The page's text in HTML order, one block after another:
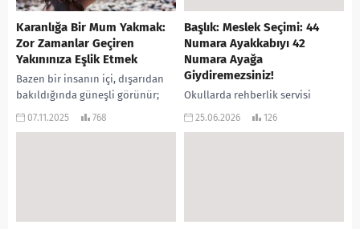
Karanlığa Bir Mum Yakmak:
Zor Zamanlar Geçiren
Yakınınıza Eşlik Etmek
Bazen bir insanın içi, dışarıdan
bakıldığında güneşli görünür;
ama içinde uzun bir kış
07.11.2025 768
Başlık: Meslek Seçimi: 44
Numara Ayakkabıyı 42
Numara Ayağa
Giydiremezsiniz!
Okullarda rehberlik servisi
demek, aslında bir “gelecek
25.06.2026 126